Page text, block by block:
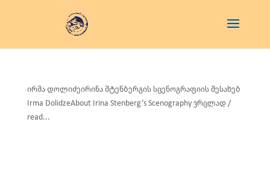
ირმა დოლიძეირინა შტენბერგის სცენოგრაფიის შესახებ
Irma DolidzeAbout Irina Stenberg’s Scenography ვრცლად /
read...